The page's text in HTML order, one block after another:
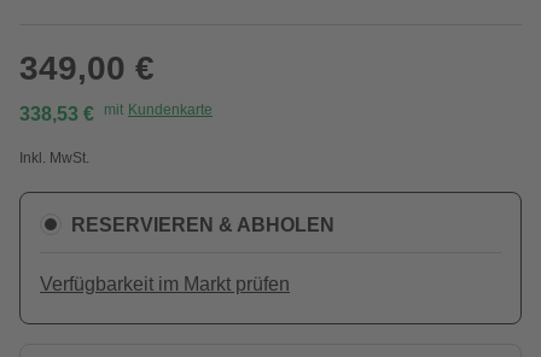
349,00 €
338,53 € mit Kundenkarte
Inkl. MwSt.
RESERVIEREN & ABHOLEN
Verfügbarkeit im Markt prüfen